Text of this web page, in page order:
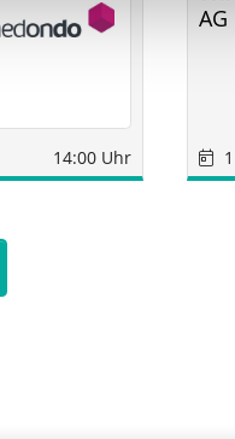
14:00 Uhr
AG